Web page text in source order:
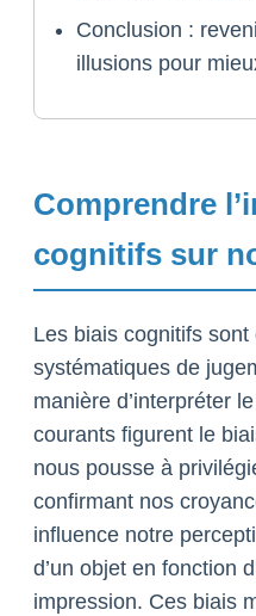
Conclusion :
illusions pour
Comprendre
cognitifs sur
Les biais cognitifs sont
systématiques de
manière d’interpréter
courants figurent le
nous pousse à
confirmant nos
influence notre
d’un objet en fonction
impression. Ces biais